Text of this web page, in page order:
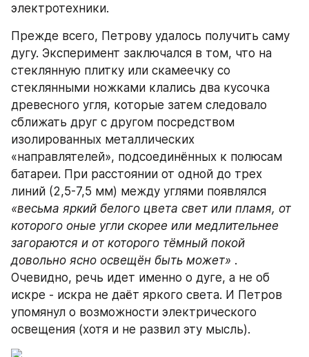
электротехники.
Прежде всего, Петрову удалось получить саму
дугу. Эксперимент заключался в том, что на
стеклянную плитку или скамеечку со
стеклянными ножками клались два кусочка
древесного угля, которые затем следовало
сближать друг с другом посредством
изолированных металлических
«направлятелей», подсоединённых к полюсам
батареи. При расстоянии от одной до трех
«весьма яркий белого цвета свет или пламя, от
которого оные угли скорее или медлительнее
загораются и от которого тёмный покой
довольно ясно освещён быть может» .
Очевидно, речь идет именно о дуге, а не об
искре - искра не даёт яркого света. И Петров
упомянул о возможности электрического
освещения (хотя и не развил эту мысль).